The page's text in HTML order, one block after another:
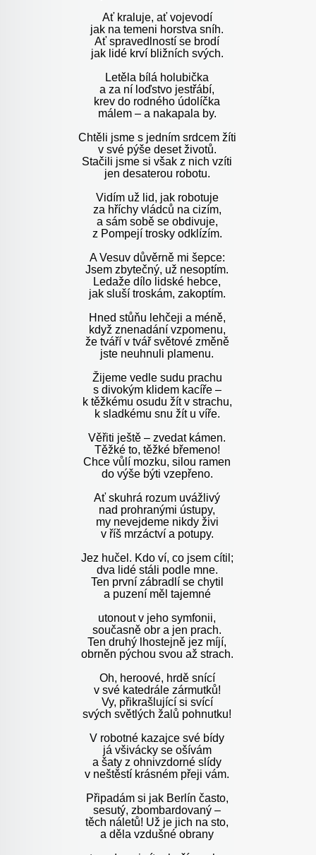
Ať kraluje, ať vojevodí
jak na temeni horstva sníh.
Ať spravedlností se brodí
jak lidé krví bližních svých.
Letěla bílá holubička
a za ní loďstvo jestřábí,
krev do rodného údolíčka
málem – a nakapala by.
Chtěli jsme s jedním srdcem žíti
v své pýše deset životů.
Stačili jsme si však z nich vzíti
jen desaterou robotu.
Vidím už lid, jak robotuje
za hříchy vládců na cizím,
a sám sobě se obdivuje,
z Pompejí trosky odklízím.
A Vesuv důvěrně mi šepce:
Jsem zbytečný, už nesoptím.
Ledaže dílo lidské hebce,
jak sluší troskám, zakoptím.
Hned stůňu lehčeji a méně,
když znenadání vzpomenu,
že tváří v tvář světové změně
jste neuhnuli plamenu.
Žijeme vedle sudu prachu
s divokým klidem kacíře –
k těžkému osudu žít v strachu,
k sladkému snu žít u víře.
Věřiti ještě – zvedat kámen.
Těžké to, těžké břemeno!
Chce vůlí mozku, silou ramen
do výše býti vzepřeno.
Ať skuhrá rozum uvážlivý
nad prohranými ústupy,
my nevejdeme nikdy živi
v říš mrzáctví a potupy.
Jez hučel. Kdo ví, co jsem cítil;
dva lidé stáli podle mne.
Ten první zábradlí se chytil
a puzení měl tajemné
utonout v jeho symfonii,
současně obr a jen prach.
Ten druhý lhostejně jez míjí,
obrněn pýchou svou až strach.
Oh, heroové, hrdě snící
v své katedrále zármutků!
Vy, přikrašlující si svící
svých světlých žalů pohnutku!
V robotné kazajce své bídy
já všivácky se ošívám
a šaty z ohnivzdorné slídy
v neštěstí krásném přeji vám.
Připadám si jak Berlín často,
sesutý, zbombardovaný –
těch náletů! Už je jich na sto,
a děla vzdušné obrany